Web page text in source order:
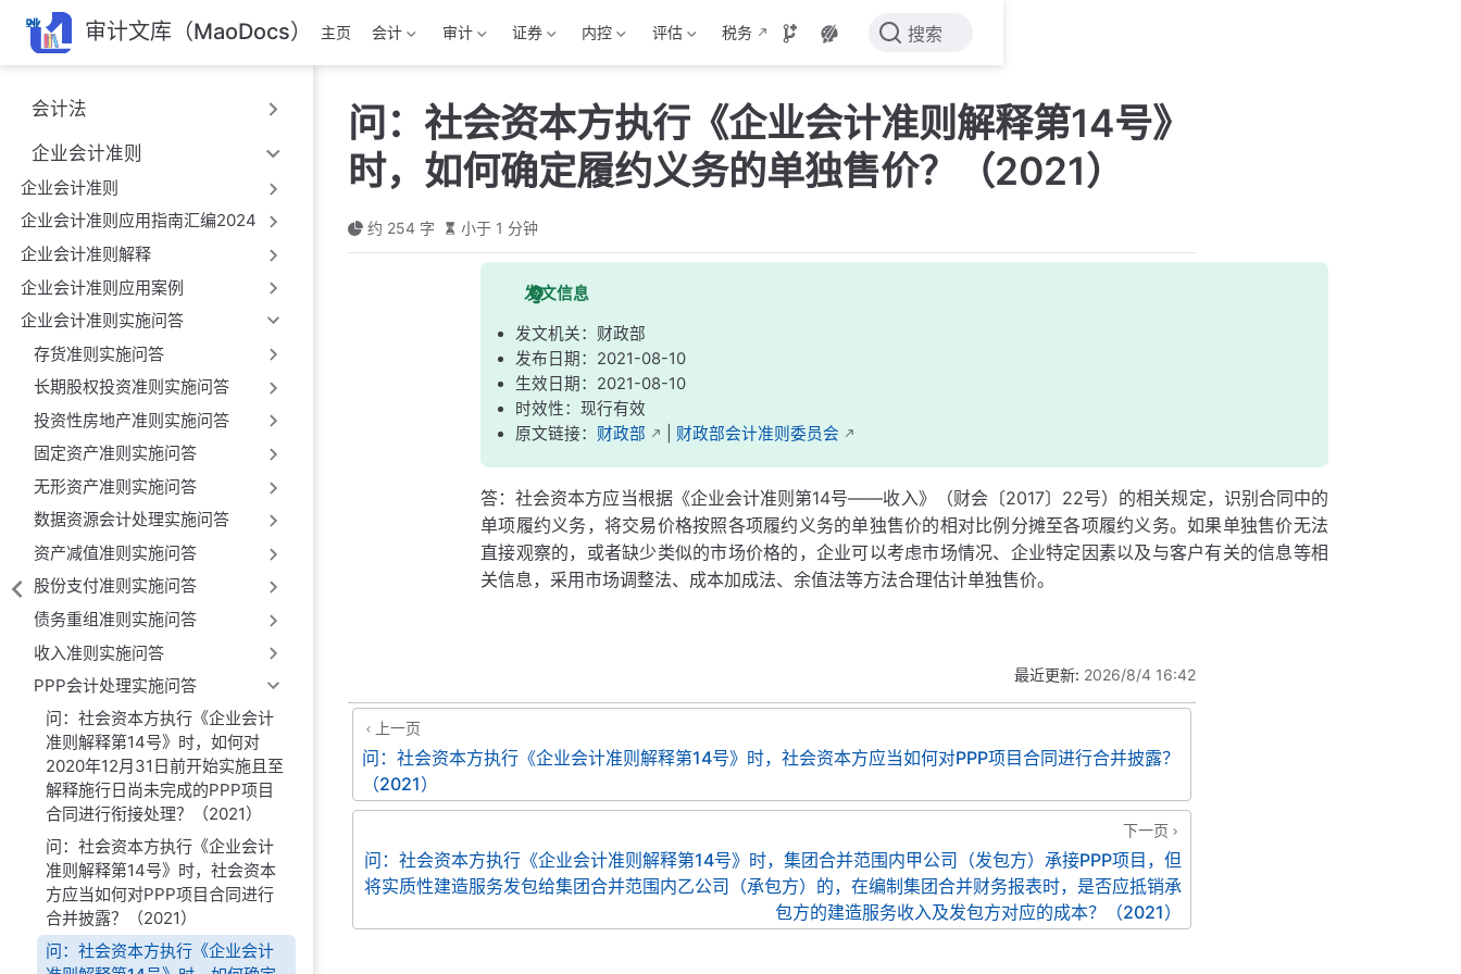
跳
至
主
內
容
审计文库（MaoDocs） 主页 会计 审计 证券 内控 评估 税务 搜索
会计法
企业会计准则
企业会计准则
企业会计准则应用指南汇编2024
企业会计准则解释
企业会计准则应用案例
企业会计准则实施问答
存货准则实施问答
长期股权投资准则实施问答
投资性房地产准则实施问答
固定资产准则实施问答
无形资产准则实施问答
数据资源会计处理实施问答
资产减值准则实施问答
股份支付准则实施问答
债务重组准则实施问答
收入准则实施问答
PPP会计处理实施问答
问：社会资本方执行《企业会计
准则解释第14号》时，如何对
2020年12月31日前开始实施且至
解释施行日尚未完成的PPP项目
合同进行衔接处理？（2021）
问：社会资本方执行《企业会计
准则解释第14号》时，社会资本
方应当如何对PPP项目合同进行
合并披露？（2021）
问：社会资本方执行《企业会计
问：社会资本方执行《企业会计准则解释第14号》
时，如何确定履约义务的单独售价？（2021）
约 254 字 小于 1 分钟
发文信息
发文机关：财政部
发布日期：2021-08-10
生效日期：2021-08-10
时效性：现行有效
原文链接： 财政部 财政部会计准则委员会
答：社会资本方应当根据《企业会计准则第14号——收入》（财会〔2017〕22号）的相关规定，识别合同中的
单项履约义务，将交易价格按照各项履约义务的单独售价的相对比例分摊至各项履约义务。如果单独售价无法
直接观察的，或者缺少类似的市场价格的，企业可以考虑市场情况、企业特定因素以及与客户有关的信息等相
关信息，采用市场调整法、成本加成法、余值法等方法合理估计单独售价。
最近更新: 2026/8/4 16:42
上一页
问：社会资本方执行《企业会计准则解释第14号》时，社会资本方应当如何对PPP项目合同进行合并披露？
（2021）
下一页
问：社会资本方执行《企业会计准则解释第14号》时，集团合并范围内甲公司（发包方）承接PPP项目，但
将实质性建造服务发包给集团合并范围内乙公司（承包方）的，在编制集团合并财务报表时，是否应抵销承
包方的建造服务收入及发包方对应的成本？（2021）